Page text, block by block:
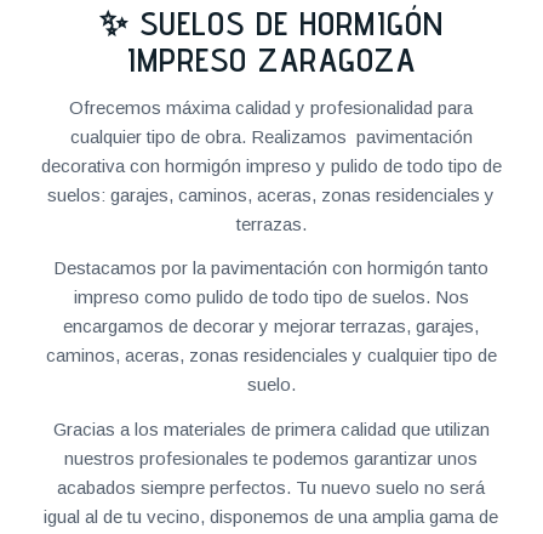
✨ SUELOS DE HORMIGÓN
IMPRESO ZARAGOZA
Ofrecemos máxima calidad y profesionalidad para
cualquier tipo de obra. Realizamos pavimentación
decorativa con hormigón impreso y pulido de todo tipo de
suelos: garajes, caminos, aceras, zonas residenciales y
terrazas.
Destacamos por la pavimentación con hormigón tanto
impreso como pulido de todo tipo de suelos. Nos
encargamos de decorar y mejorar terrazas, garajes,
caminos, aceras, zonas residenciales y cualquier tipo de
suelo.
Gracias a los materiales de primera calidad que utilizan
nuestros profesionales te podemos garantizar unos
acabados siempre perfectos. Tu nuevo suelo no será
igual al de tu vecino, disponemos de una amplia gama de